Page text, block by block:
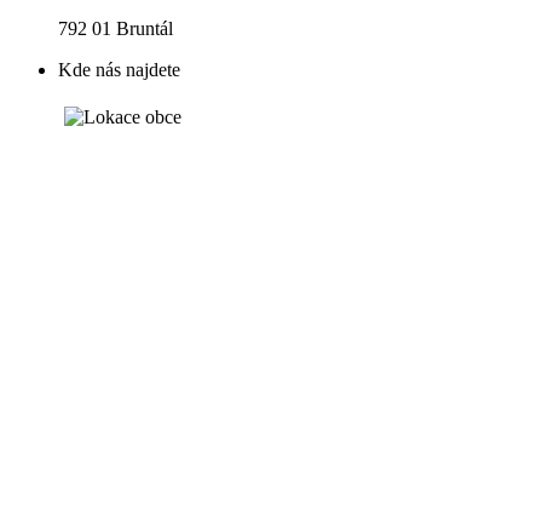
792 01 Bruntál
Kde nás najdete